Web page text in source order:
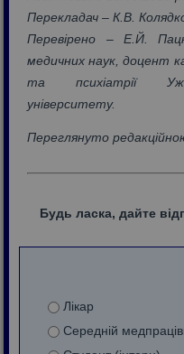
Перекладач – К.В.
Перевірено – Е.Й.
медичних наук, доцент
та психіатрії
університету.
Переглянуто
Будь ласка, дайте
Лікар
Середній